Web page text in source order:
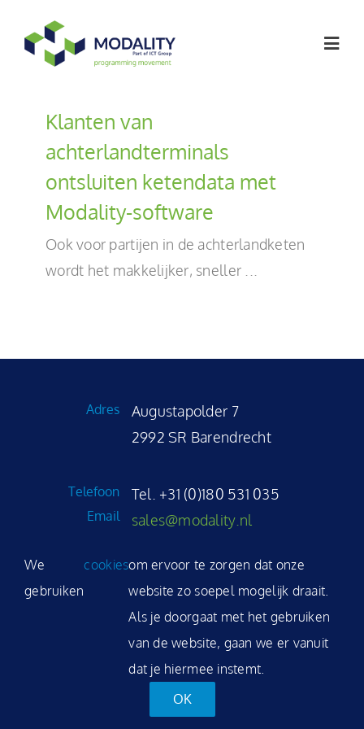
naar
inhoud
Softwareoplossingen
Werken bij
Klanten van
achterlandterminals
ontsluiten ketendata met
Modality-software
Ook voor partijen in de achterlandketen
wordt het makkelijker, sneller ...
Adres
Augustapolder 7
2992 SR Barendrecht
Telefoon
Email
Tel. +31 (0)180 531 035
sales@modality.nl
© 2026 Modality Software solutions b.v.
Privacyverklaring|Cookieverklaring|Disclaimer|
Nieuwsbrief
We
gebruiken
cookiesom ervoor te zorgen dat onze
website zo soepel mogelijk draait.
Als je doorgaat met het gebruiken
van de website, gaan we er vanuit
dat je hiermee instemt.
OK